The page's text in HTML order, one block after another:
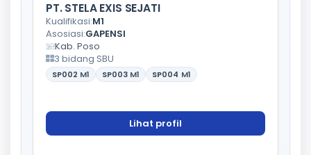
PT. STELA EXIS SEJATI
Kualifikasi:M1
Asosiasi:GAPENSI
Kab. Poso
3 bidang SBU
SP002 M1 SP003 M1 SP004 M1
Lihat profil